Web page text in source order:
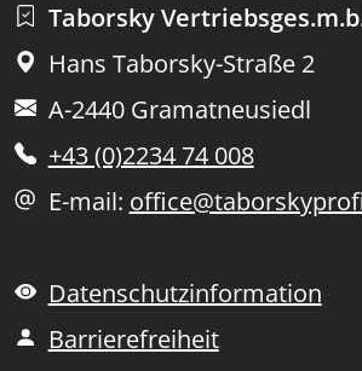
Taborsky
Hans Taborsky-Straße 2
A-2440 Gramatneusiedl
+43 (0)2234 74 008
E-mail:
Datenschutzinformation
Barrierefreiheit